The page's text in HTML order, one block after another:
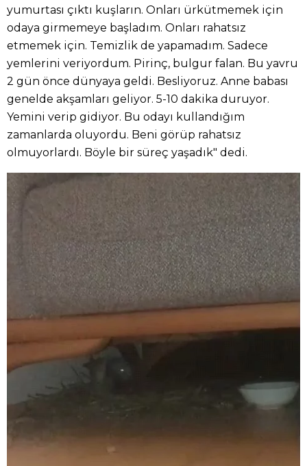
yumurtası çıktı kuşların. Onları ürkütmemek için
odaya girmemeye başladım. Onları rahatsız
etmemek için. Temizlik de yapamadım. Sadece
yemlerini veriyordum. Pirinç, bulgur falan. Bu yavru
2 gün önce dünyaya geldi. Besliyoruz. Anne babası
genelde akşamları geliyor. 5-10 dakika duruyor.
Yemini verip gidiyor. Bu odayı kullandığım
zamanlarda oluyordu. Beni görüp rahatsız
olmuyorlardı. Böyle bir süreç yaşadık" dedi.